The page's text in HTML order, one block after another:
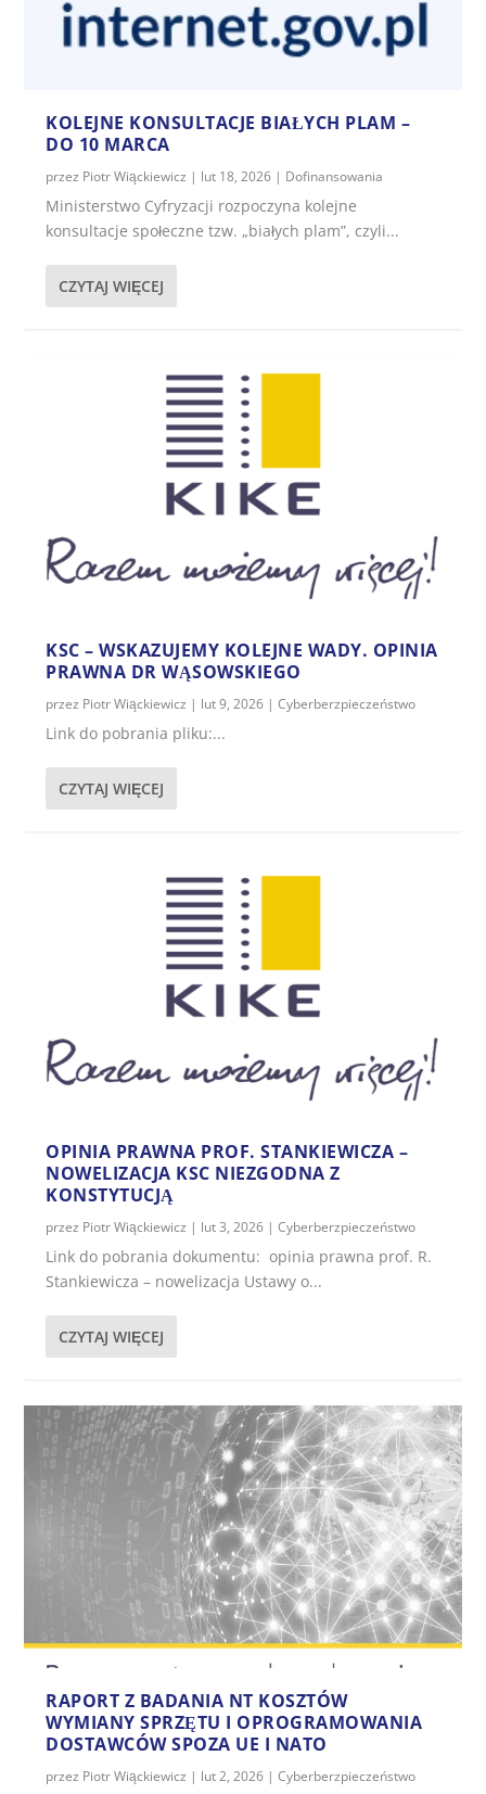
KOLEJNE KONSULTACJE BIAŁYCH PLAM –
DO 10 MARCA
przez Piotr Wiąckiewicz | lut 18, 2026 | Dofinansowania
Ministerstwo Cyfryzacji rozpoczyna kolejne
konsultacje społeczne tzw. „białych plam”, czyli...
CZYTAJ WIĘCEJ
KSC – WSKAZUJEMY KOLEJNE WADY. OPINIA
PRAWNA DR WĄSOWSKIEGO
przez Piotr Wiąckiewicz | lut 9, 2026 |Cyberberzpieczeństwo
Link do pobrania pliku:...
CZYTAJ WIĘCEJ
OPINIA PRAWNA PROF. STANKIEWICZA –
NOWELIZACJA KSC NIEZGODNA Z
KONSTYTUCJĄ
przez Piotr Wiąckiewicz | lut 3, 2026 |Cyberberzpieczeństwo
Link do pobrania dokumentu: opinia prawna prof. R.
Stankiewicza – nowelizacja Ustawy o...
CZYTAJ WIĘCEJ
RAPORT Z BADANIA NT KOSZTÓW
WYMIANY SPRZĘTU I OPROGRAMOWANIA
DOSTAWCÓW SPOZA UE I NATO
przez Piotr Wiąckiewicz | lut 2, 2026 |Cyberberzpieczeństwo